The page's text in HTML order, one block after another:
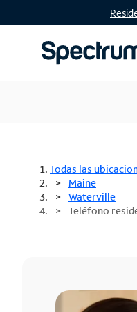
Todas las
Maine
Waterville
Teléfono